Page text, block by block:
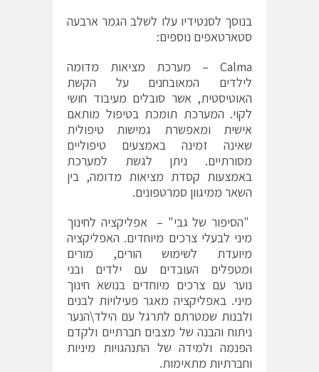
בנוסך לסנטידיו עלו לשלב הגמר ארבעה
סטארטאפים נוספים:
Calma – מערכת מציאות מדומה
לילדים המאובחנים על הקשת
האוטיסטית, אשר סובלים מעיבוד חושי
לקוי. המערכת תומכת בטיפול מותאם
אישית ומאפשרת גמישות טיפולית
שאינה זמינה באמצעים טיפוליים
מסורתיים. ניתן לגשת למערכת
באמצעות קסדת מציאות מדומה, בין
השאר ממיגוון סמרטפונים.
"הסיפור של גבי" – אפליקציה לחינוך
מיני לבעלי צרכים מיוחדים. האפליקציה
מיועדת לשימוש הורים, מורים
ומטפלים העובדים עם ילדים ובני
נוער עם צרכים מיוחדים בנושא חינוך
מיני. באפליקציה מאגר פעילויות לבנים
ולבנות שמטרתם לתרגל עם הילד\הנער
ניתוח והבנה של מצבים חברתיים ולקדם
הפנמה ולמידה של התנהגויות מיניות
וחברתיות מתאימות.